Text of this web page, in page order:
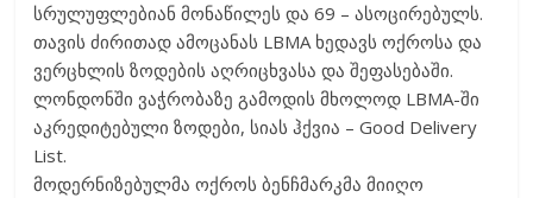
სრულუფლებიან მონაწილეს და 69 – ასოცირებულს.
თავის ძირითად ამოცანას LBMA ხედავს ოქროსა და
ვერცხლის ზოდების აღრიცხვასა და შეფასებაში.
ლონდონში ვაჭრობაზე გამოდის მხოლოდ LBMA-ში
აკრედიტებული ზოდები, სიას ჰქვია – Good Delivery
List.
მოდერნიზებულმა ოქროს ბენჩმარკმა მიიღო